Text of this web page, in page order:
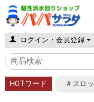
ログイン・会員登録
HOTワード ＃スロ